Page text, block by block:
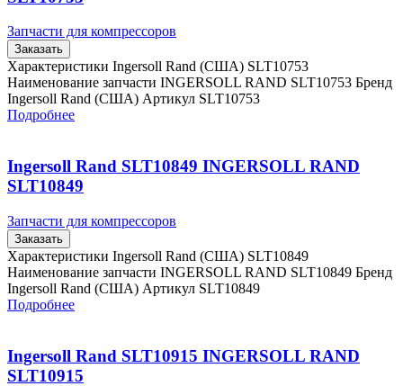
Запчасти для компрессоров
Заказать
Характеристики Ingersoll Rand (США) SLT10753
Наименование запчасти INGERSOLL RAND SLT10753 Бренд
Ingersoll Rand (США) Артикул SLT10753
Подробнее
Ingersoll Rand SLT10849 INGERSOLL RAND
SLT10849
Запчасти для компрессоров
Заказать
Характеристики Ingersoll Rand (США) SLT10849
Наименование запчасти INGERSOLL RAND SLT10849 Бренд
Ingersoll Rand (США) Артикул SLT10849
Подробнее
Ingersoll Rand SLT10915 INGERSOLL RAND
SLT10915